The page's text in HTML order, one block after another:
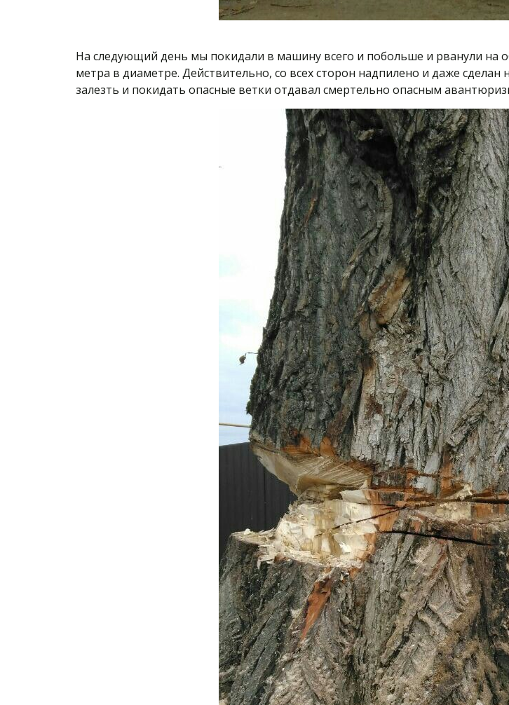
На следующий день мы покидали в машину всего и побольше и рванули на
метра в диаметре. Действительно, со всех сторон надпилено и даже
залезть и покидать опасные ветки отдавал смертельно опасным